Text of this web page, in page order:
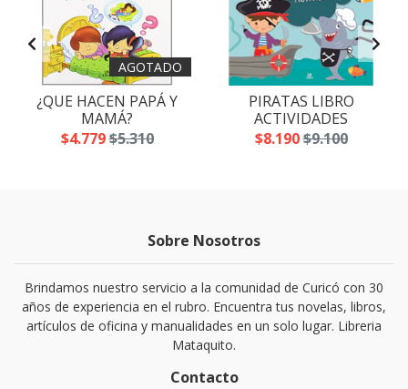
AGOTADO
¿QUE HACEN PAPÁ Y
MAMÁ?
$4.779$5.310
PIRATAS LIBRO
ACTIVIDADES
$8.190$9.100
Sobre Nosotros
Brindamos nuestro servicio a la comunidad de Curicó con 30
años de experiencia en el rubro. Encuentra tus novelas, libros,
artículos de oficina y manualidades en un solo lugar. Libreria
Mataquito.
Contacto